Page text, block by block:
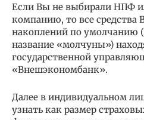
Если Вы не выбирали НПФ
компанию, то все
накоплений по умолчанию
название «молчуны»)
государственной
«Внешэкономбанк».
Далее в индивидуальном
узнать как размер